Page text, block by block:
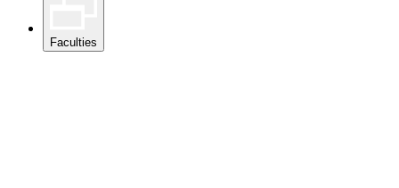
Faculties